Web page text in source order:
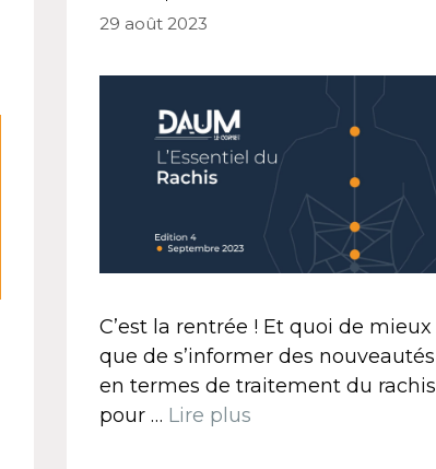
29 août 2023
C’est la rentrée ! Et quoi de mieux
que de s’informer des nouveautés
en termes de traitement du rachis
pour … Lire plus